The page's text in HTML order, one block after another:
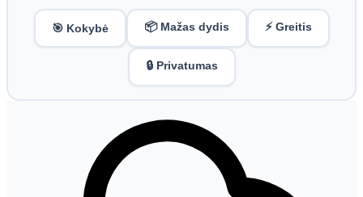
🎯 Kokybė 📦 Mažas dydis ⚡ Greitis
🔒 Privatumas